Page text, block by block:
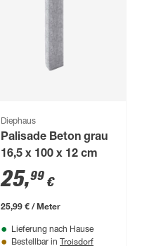
Diephaus
Palisade Beton grau
16,5 x 100 x 12 cm
25,99 €
25,99 € / Meter
Lieferung nach Hause
Bestellbar in Troisdorf